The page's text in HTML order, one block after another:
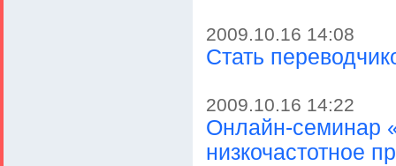
2009.10.16 14:08
Стать
2009.10.16 14:22
Онлайн-семинар
низкочастотное